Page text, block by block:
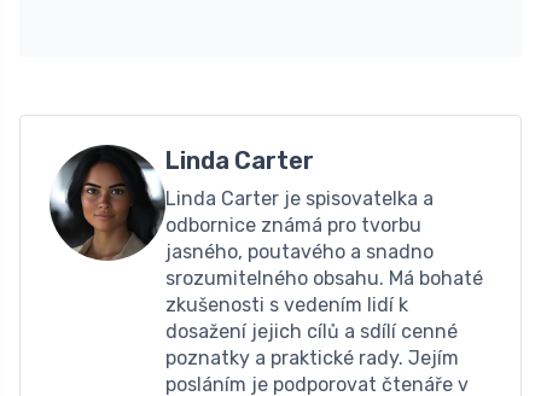
Linda Carter
Linda Carter je spisovatelka a
odbornice známá pro tvorbu
jasného, ​​poutavého a snadno
srozumitelného obsahu. Má bohaté
zkušenosti s vedením lidí k
dosažení jejich cílů a sdílí cenné
poznatky a praktické rady. Jejím
posláním je podporovat čtenáře v